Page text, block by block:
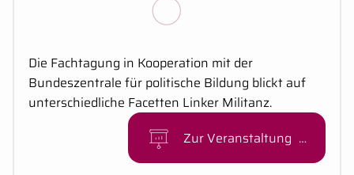
Kurzbeschreibung:
Die Fachtagung in Kooperation mit der
Bundeszentrale für politische Bildung blickt auf
unterschiedliche Facetten Linker Militanz.
Zur Veranstaltung